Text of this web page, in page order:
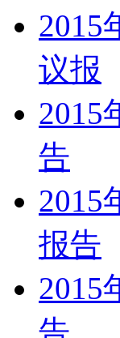
2015
议报
2015
告
2015
报告
2015